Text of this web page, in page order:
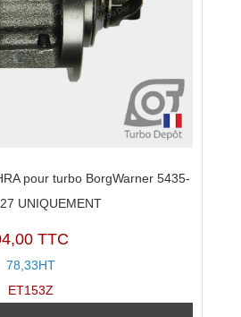
pour turbo BorgWarner 5435-
UNIQUEMENT
TTC
78,33HT
ET153Z